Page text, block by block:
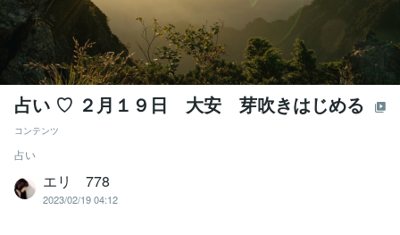
占い ♡ ２月１９日 大安 芽吹きはじめる
コンテンツ
占い
エリ 778
2023/02/19 04:12